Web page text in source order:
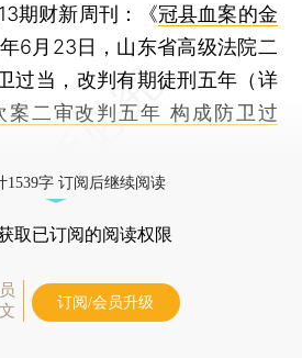
期财新周刊：《冠县血案的金
6月23日，山东省高级法院二
过当，改判有期徒刑五年（详
案二审改判五年 构成防卫过
1539字 订阅后继续阅读
取已订阅的阅读权限
订阅/会员升级